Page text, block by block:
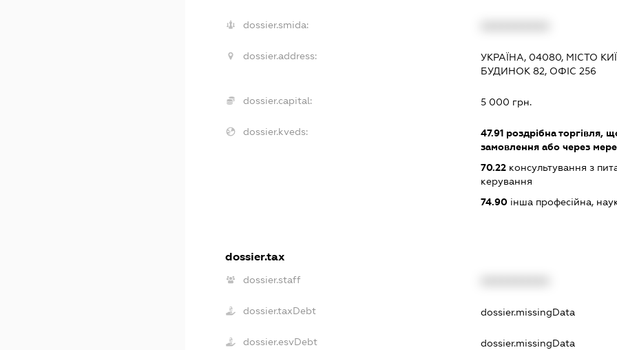
dossier.smida:
dossier.address:
УКРАЇНА, 04080, МІСТО
БУДИНОК 82, ОФІС 256
dossier.capital: 5 000 грн.
dossier.kveds: 47.91роздрібна торгівля,
замовлення або через
70.22консультування з
керування
74.90інша професійна,
dossier.tax
dossier.staff
dossier.taxDebt dossier.missingData
dossier.esvDebt dossier.missingData